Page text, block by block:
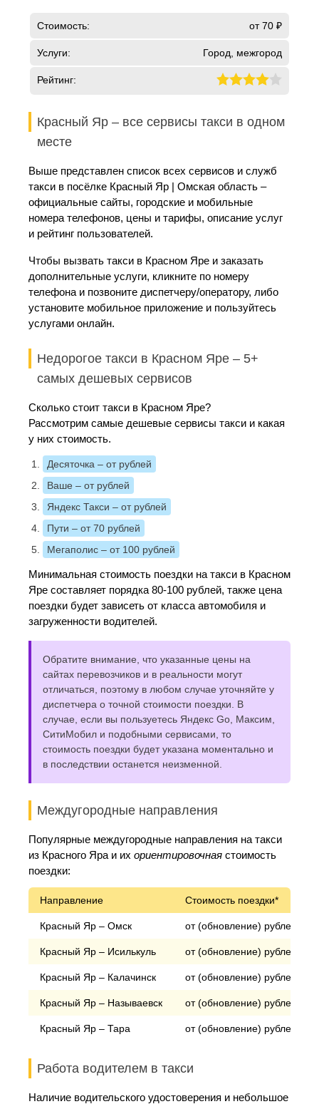
Стоимость: от 70 ₽
Услуги: Город, межгород
Рейтинг:
Красный Яр – все сервисы такси в одном
месте
Выше представлен список всех сервисов и служб
такси в посёлке Красный Яр | Омская область –
официальные сайты, городские и мобильные
номера телефонов, цены и тарифы, описание услуг
и рейтинг пользователей.
Чтобы вызвать такси в Красном Яре и заказать
дополнительные услуги, кликните по номеру
телефона и позвоните диспетчеру/оператору, либо
установите мобильное приложение и пользуйтесь
услугами онлайн.
Недорогое такси в Красном Яре – 5+
самых дешевых сервисов
Сколько стоит такси в Красном Яре?
Рассмотрим самые дешевые сервисы такси и какая
у них стоимость.
Десяточка – от рублей
Ваше – от рублей
Яндекс Такси – от рублей
Пути – от 70 рублей
Мегаполис – от 100 рублей
Минимальная стоимость поездки на такси в Красном
Яре составляет порядка 80-100 рублей, также цена
поездки будет зависеть от класса автомобиля и
загруженности водителей.
Обратите внимание, что указанные цены на
сайтах перевозчиков и в реальности могут
отличаться, поэтому в любом случае уточняйте у
диспетчера о точной стоимости поездки. В
случае, если вы пользуетесь Яндекс Go, Максим,
СитиМобил и подобными сервисами, то
стоимость поездки будет указана моментально и
в последствии останется неизменной.
Междугородные направления
Популярные междугородные направления на такси
из Красного Яра и их ориентировочная стоимость
поездки:
Направление Стоимость поездки*
Красный Яр – Омск от (обновление) рублей
Красный Яр – Исилькуль от (обновление) рублей
Красный Яр – Калачинск от (обновление) рублей
Красный Яр – Называевск от (обновление) рублей
Красный Яр – Тара от (обновление) рублей
Работа водителем в такси
Наличие водительского удостоверения и небольшое